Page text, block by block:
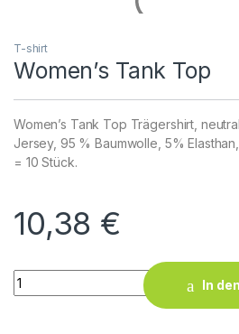
T-shirt
Women’s Tank Top
Women’s Tank Top Trägershirt,
Jersey, 95 % Baumwolle, 5%
= 10 Stück.
10,38 €
Women’s Tank Top quantity
In